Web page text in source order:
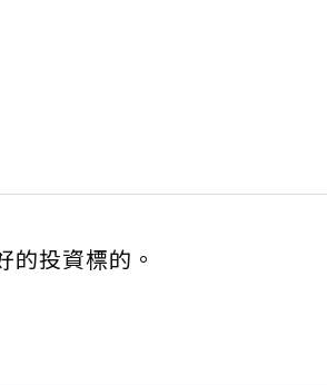
投資標的。